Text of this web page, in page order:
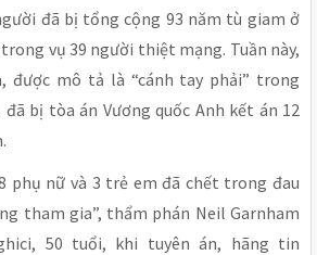
đã bị tổng cộng 93 năm tù giam ở
vụ 39 người thiệt mạng. Tuần này,
được mô tả là “cánh tay phải” trong
bị tòa án Vương quốc Anh kết án 12
phụ nữ và 3 trẻ em đã chết trong đau
tham gia”, thẩm phán Neil Garnham
50 tuổi, khi tuyên án, hãng tin